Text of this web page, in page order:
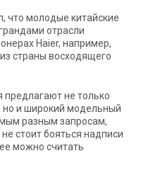
что молодые китайские
отрасли
Haier, например,
страны восходящего
предлагают не только
но и широкий модельный
разным запросам,
стоит бояться надписи
можно считать